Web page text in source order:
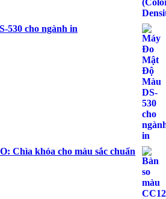
530 cho ngành in
Chìa khóa cho màu sắc chuẩn